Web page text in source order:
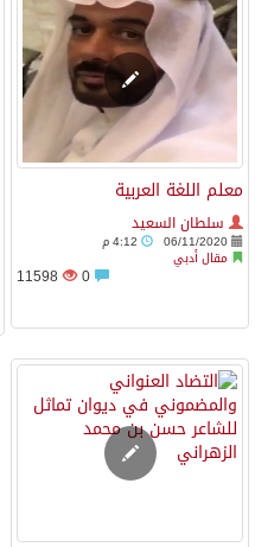
معلم اللغة العربية
سلطان السعيد
06/11/2020 4:12 م
مقال أدبي
0
11598